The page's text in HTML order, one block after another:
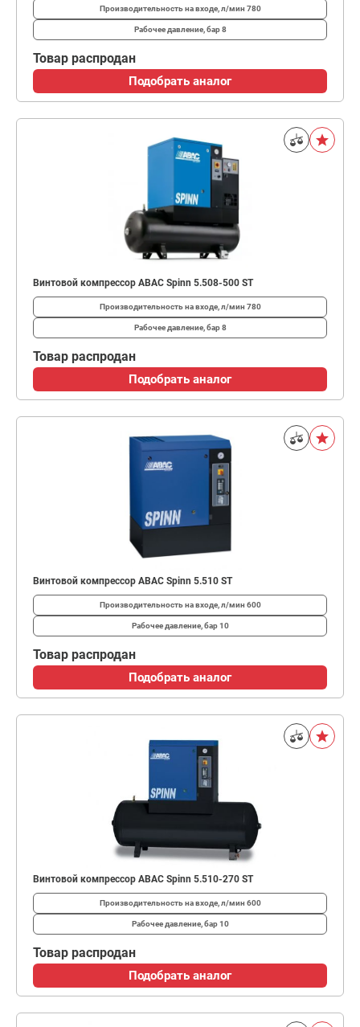
Производительность на входе, л/мин 780
Рабочее давление, бар8
Товар распродан
Подобрать аналог
Винтовой компрессор ABAC Spinn 5.508-500 ST
Производительность на входе, л/мин 780
Рабочее давление, бар8
Товар распродан
Подобрать аналог
Винтовой компрессор ABAC Spinn 5.510 ST
Производительность на входе, л/мин 600
Рабочее давление, бар10
Товар распродан
Подобрать аналог
Винтовой компрессор ABAC Spinn 5.510-270 ST
Производительность на входе, л/мин 600
Рабочее давление, бар10
Товар распродан
Подобрать аналог